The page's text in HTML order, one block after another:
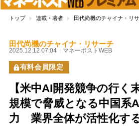
トップ 連載・著者 田代尚機のチャイナ・リ
田代尚機のチャイナ・リサーチ
2025.12.12 07:04 マネーポストWEB
有料会員限定
【米中AI開発競争の行く
規模で脅威となる中国系
力 業界全体が活性化す